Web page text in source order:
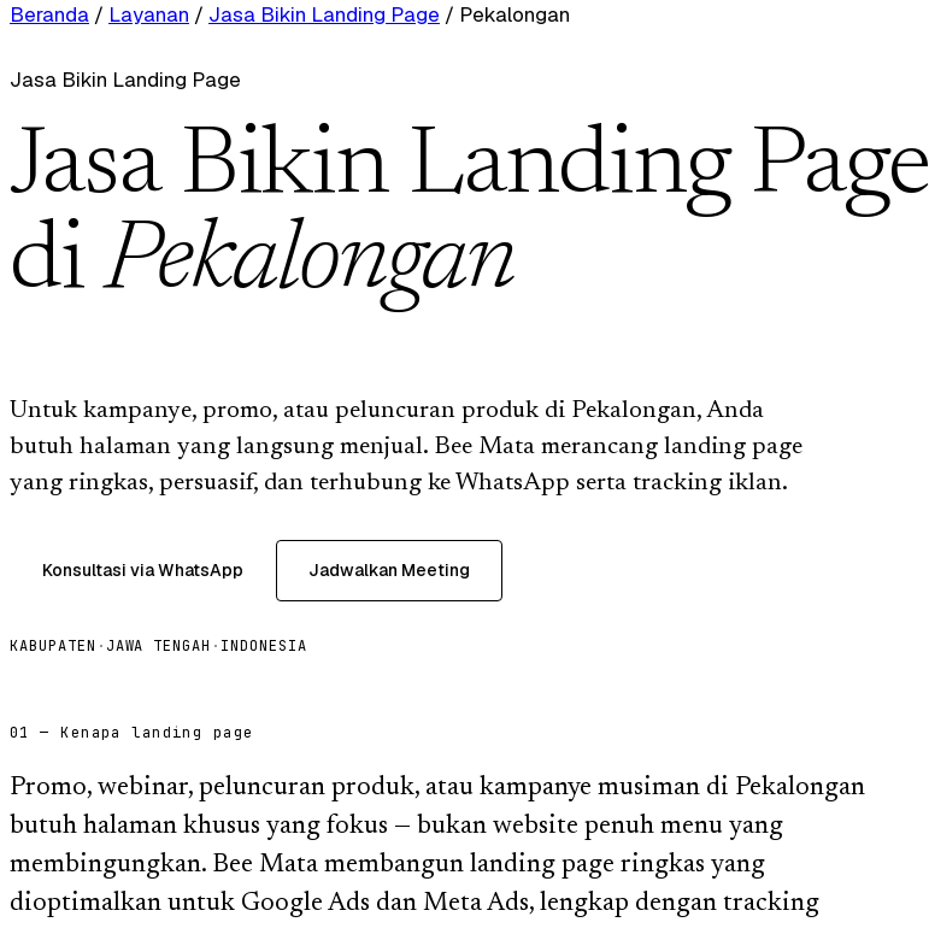
Beranda / Layanan / Jasa Bikin Landing Page / Pekalongan
Jasa Bikin Landing Page
Jasa Bikin Landing Page
diPekalongan
Untuk kampanye, promo, atau peluncuran produk di Pekalongan, Anda
butuh halaman yang langsung menjual. Bee Mata merancang landing page
yang ringkas, persuasif, dan terhubung ke WhatsApp serta tracking iklan.
Konsultasi via WhatsApp Jadwalkan Meeting
KABUPATEN · JAWA TENGAH · INDONESIA
01 — Kenapa landing page
Promo, webinar, peluncuran produk, atau kampanye musiman di Pekalongan
butuh halaman khusus yang fokus — bukan website penuh menu yang
membingungkan. Bee Mata membangun landing page ringkas yang
dioptimalkan untuk Google Ads dan Meta Ads, lengkap dengan tracking